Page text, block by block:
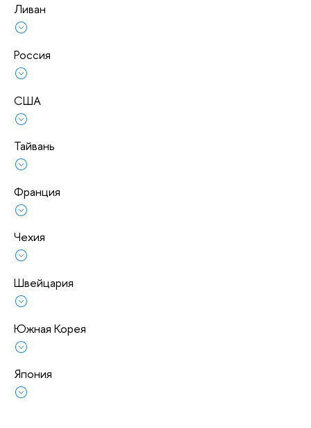
Ливан
Россия
США
Тайвань
Франция
Чехия
Швейцария
Южная Корея
Япония